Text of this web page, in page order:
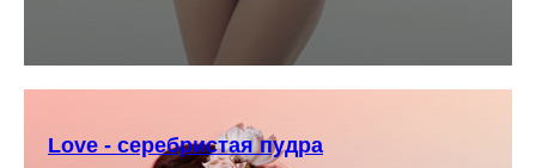
Love - серебристая пудра